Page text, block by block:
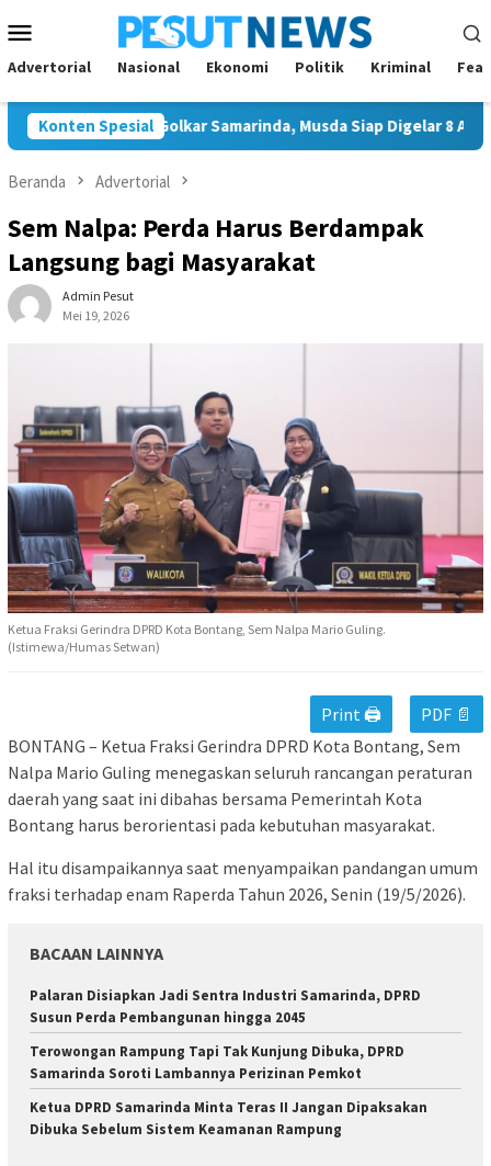
ke
kontenMobile
Advertorial Nasional Ekonomi Politik Kriminal
Konten Spesial
Ketua Golkar Samarinda, Musda Siap Digelar 8 Agustus
Beranda Advertorial
Sem Nalpa: Perda Harus Berdampak
Langsung bagi Masyarakat
Admin Pesut
Mei 19, 2026
Ketua Fraksi Gerindra DPRD Kota Bontang, Sem Nalpa Mario Guling.
(Istimewa/Humas Setwan)
Print 🖨
PDF 📄
BONTANG – Ketua Fraksi Gerindra DPRD Kota Bontang, Sem
Nalpa Mario Guling menegaskan seluruh rancangan peraturan
daerah yang saat ini dibahas bersama Pemerintah Kota
Bontang harus berorientasi pada kebutuhan masyarakat.
Hal itu disampaikannya saat menyampaikan pandangan umum
fraksi terhadap enam Raperda Tahun 2026, Senin (19/5/2026).
BACAAN LAINNYA
Palaran Disiapkan Jadi Sentra Industri Samarinda, DPRD
Susun Perda Pembangunan hingga 2045
Terowongan Rampung Tapi Tak Kunjung Dibuka, DPRD
Samarinda Soroti Lambannya Perizinan Pemkot
Ketua DPRD Samarinda Minta Teras II Jangan Dipaksakan
Dibuka Sebelum Sistem Keamanan Rampung